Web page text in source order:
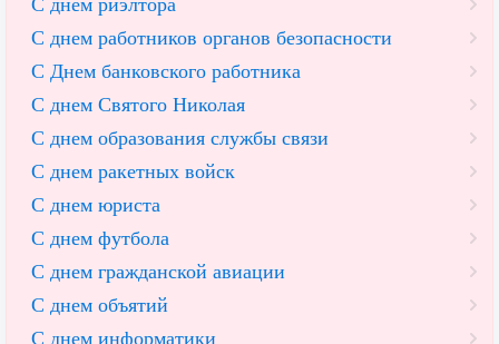
С днем риэлтора
С днем работников органов безопасности
С Днем банковского работника
С днем Святого Николая
С днем образования службы связи
С днем ракетных войск
С днем юриста
С днем футбола
С днем гражданской авиации
С днем объятий
С днем информатики